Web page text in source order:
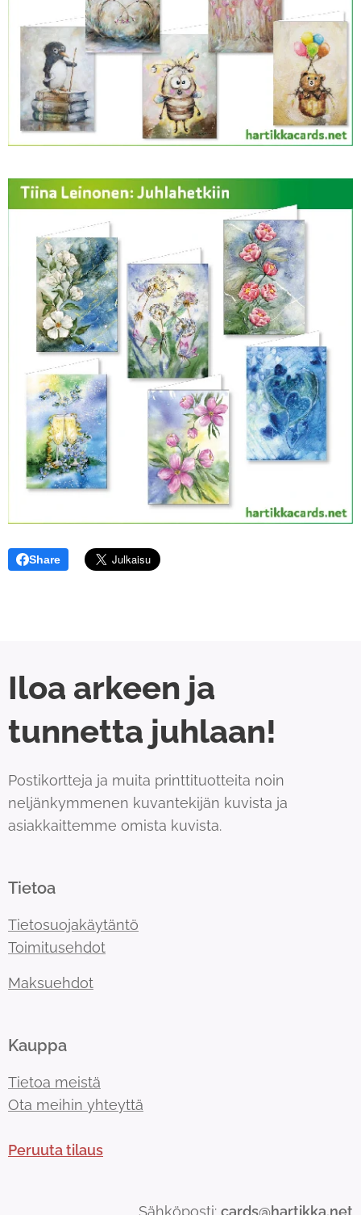
Share
Iloa arkeen ja
tunnetta juhlaan!
Postikortteja ja muita printtituotteita noin
neljänkymmenen kuvantekijän kuvista ja
asiakkaittemme omista kuvista.
Tietoa
Tietosuojakäytäntö
Toimitusehdot
Maksuehdot
Kauppa
Tietoa meistä
Ota meihin yhteyttä
Peruuta tilaus
Sähköposti: cards@hartikka.net